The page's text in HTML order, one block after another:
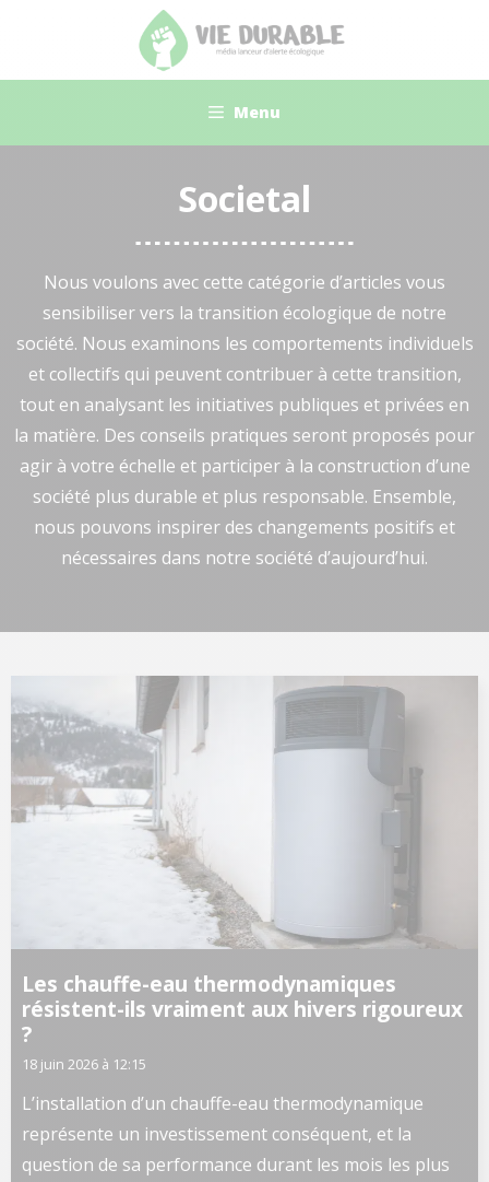
contenu
Menu
Societal
Nous voulons avec cette catégorie d’articles vous
sensibiliser vers la transition écologique de notre
société. Nous examinons les comportements individuels
et collectifs qui peuvent contribuer à cette transition,
tout en analysant les initiatives publiques et privées en
la matière. Des conseils pratiques seront proposés pour
agir à votre échelle et participer à la construction d’une
société plus durable et plus responsable. Ensemble,
nous pouvons inspirer des changements positifs et
nécessaires dans notre société d’aujourd’hui.
Les chauffe-eau thermodynamiques
résistent-ils vraiment aux hivers rigoureux
?
18 juin 2026 à 12:15
L’installation d’un chauffe-eau thermodynamique
représente un investissement conséquent, et la
question de sa performance durant les mois les plus